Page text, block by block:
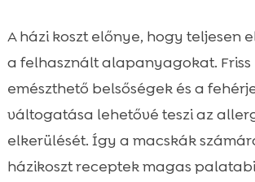
A házi koszt előnye, hogy teljesen
a felhasznált alapanyagokat. Friss
emészthető belsőségek és a
váltogatása lehetővé teszi az
elkerülését. Így a macskák
házikoszt receptek magas